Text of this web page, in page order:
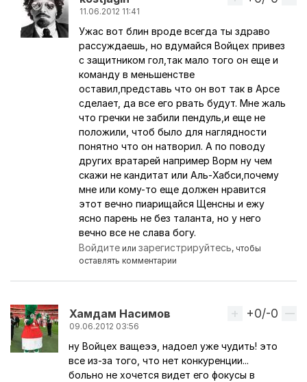
11.06.2012 11:41
Ответ на комментарий пользователяУжас
Ужас вот блин вроде всегда ты здраво
рассуждаешь, но вдумайся Войцех привез
с защитником гол,так мало того он еще и
команду в меньшенстве
оставил,представь что он вот так в Арсе
сделает, да все его рвать будут. Мне жаль
что гречки не забили пендуль,и еще не
положили, чтоб было для наглядности
понятно что он натворил. А по поводу
других вратарей например Ворм ну чем
скажи не кандитат или Аль-Хабси,почему
мне или кому-то еще должен нравится
этот вечно пиарищайся Щенсны и ежу
ясно парень не без таланта, но у него
вечно все не слава богу.
Войдите илизарегистрируйтесь, чтобы
оставлять комментарии
Хамдам Насимов
09.06.2012 03:56
Вверх
+0/-0
ну Войцех ващеээ, надоел уже чудить! это
все из-за того, что нет конкуренции...
больно не хочется видет его фокусы в